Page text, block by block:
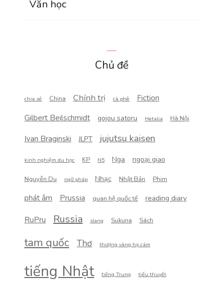
Văn học
Chủ đề
chia sẻ China Chính trị cà phê
Fiction
Gilbert Beilschmidt
gojou satoru Hetalia Hà Nội
Ivan Braginski JLPT jujutsu kaisen
kinh nghiệm du học KP N5 Nga ngoại giao
Nguyễn Du ngữ pháp Nhạc Nhật Bản Phim
phát âm Prussia quan hệ quốc tế reading diary
RuPru Russia slang Sukuna Sách
tam quốc Thơ thượng vàng hạ cám
tiếng Nhật tiếng Trung tiểu thuyết